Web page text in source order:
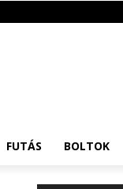
FUTÁS BOLTOK